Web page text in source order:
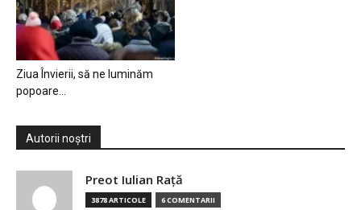
Ziua Învierii, să ne luminăm
popoare…
Autorii noștri
Preot Iulian Raţă
3878 ARTICOLE 6 COMENTARII